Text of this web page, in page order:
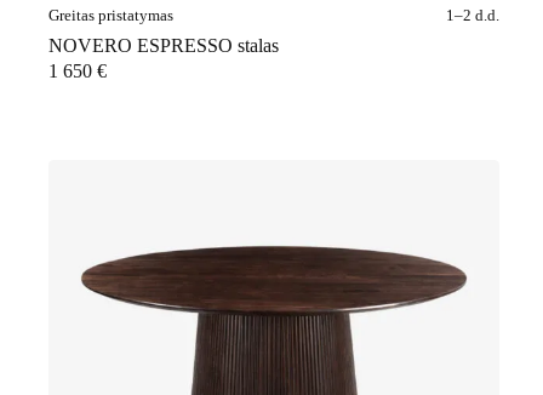
Greitas pristatymas 1–2 d.d.
NOVERO ESPRESSO stalas
1 650 €